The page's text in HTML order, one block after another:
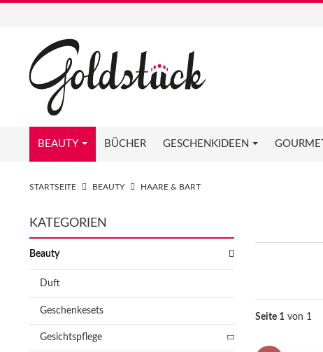
BEAUTY BÜCHER GESCHENKIDEEN GOURMET
STARTSEITE BEAUTY HAARE & BART
Seite 1von 1
KATEGORIEN
Beauty
Duft
Geschenkesets
Gesichtspflege